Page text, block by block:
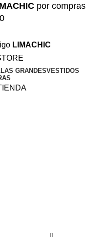
por compras
LIMACHIC
GRANDESVESTIDOS